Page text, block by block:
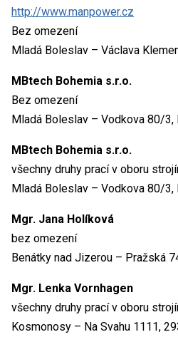
http://www.manpower.cz
Bez omezení
Mladá Boleslav – Václava
MBtech Bohemia s.r.o.
Bez omezení
Mladá Boleslav – Vodkova 80/
MBtech Bohemia s.r.o.
všechny druhy prací v oboru
Mladá Boleslav – Vodkova 80/
Mgr. Jana Holíková
bez omezení
Benátky nad Jizerou – Pražská
Mgr. Lenka Vornhagen
všechny druhy prací v oboru
Kosmonosy – Na Svahu 1111,